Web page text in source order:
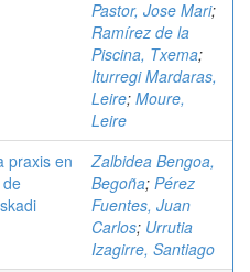
Pastor, Jose Mari;
Ramírez de la
Piscina, Txema;
Iturregi Mardaras,
Leire; Moure,
Leire
praxis en
Zalbidea Bengoa,
Begoña; Pérez
Fuentes, Juan
Carlos; Urrutia
Izagirre, Santiago